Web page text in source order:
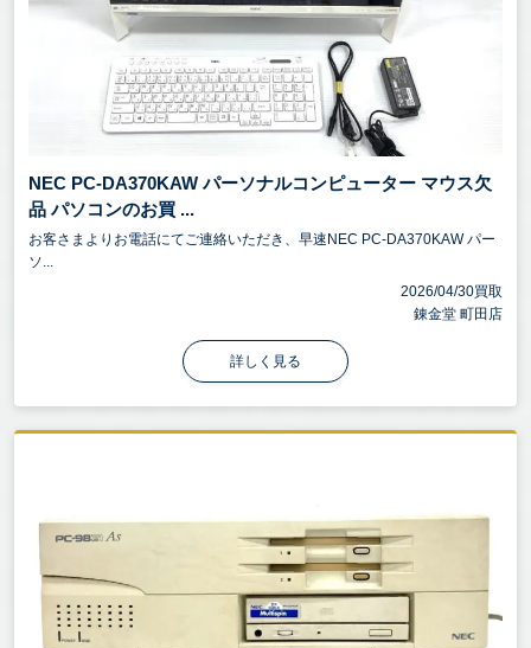
NEC PC-DA370KAW パーソナルコンピューター マウス欠
品 パソコンのお買 ...
お客さまよりお電話にてご連絡いただき、早速NEC PC-DA370KAW パー
ソ...
2026/04/30買取
錬金堂 町田店
詳しく見る